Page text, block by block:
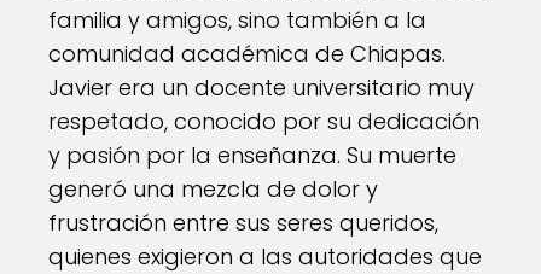
familia y amigos, sino también a la
comunidad académica de Chiapas.
Javier era un docente universitario muy
respetado, conocido por su dedicación
y pasión por la enseñanza. Su muerte
generó una mezcla de dolor y
frustración entre sus seres queridos,
quienes exigieron a las autoridades que